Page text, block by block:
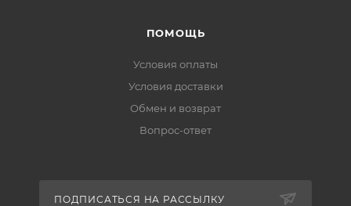
ПОМОЩЬ
Условия оплаты
Условия доставки
Обмен и возврат
Вопрос-ответ
ПОДПИСАТЬСЯ НА РАССЫЛКУ